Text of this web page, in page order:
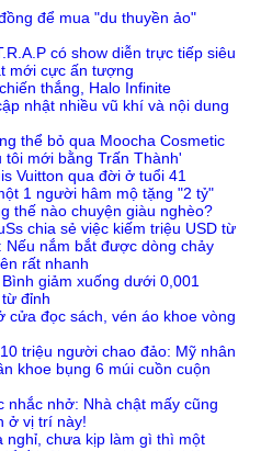
để mua "du thuyền ảo"
có show diễn trực tiếp siêu
mới cực ấn tượng
thắng, Halo Infinite
nhật nhiều vũ khí và nội dung
thể bỏ qua Moocha Cosmetic
mới bằng Trấn Thành'
Vuitton qua đời ở tuổi 41
1 người hâm mộ tặng "2 tỷ"
thế nào chuyện giàu nghèo?
chia sẻ việc kiếm triệu USD từ
Nếu nắm bắt được dòng chảy
rất nhanh
giảm xuống dưới 0,001
đỉnh
cửa đọc sách, vén áo khoe vòng
triệu người chao đảo: Mỹ nhân
khoe bụng 6 múi cuồn cuộn
nhắc nhở: Nhà chật mấy cũng
ở vị trí này!
chưa kịp làm gì thì một